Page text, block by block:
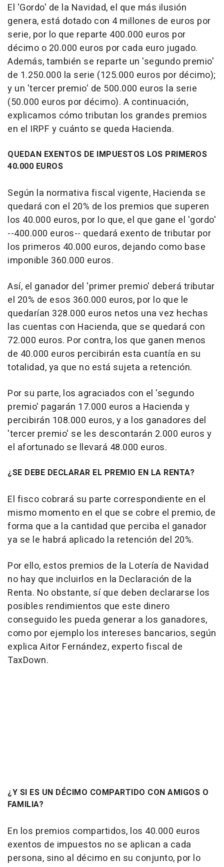
El 'Gordo' de la Navidad, el que más ilusión
genera, está dotado con 4 millones de euros por
serie, por lo que reparte 400.000 euros por
décimo o 20.000 euros por cada euro jugado.
Además, también se reparte un 'segundo premio'
de 1.250.000 la serie (125.000 euros por décimo);
y un 'tercer premio' de 500.000 euros la serie
(50.000 euros por décimo). A continuación,
explicamos cómo tributan los grandes premios
en el IRPF y cuánto se queda Hacienda.
QUEDAN EXENTOS DE IMPUESTOS LOS PRIMEROS
40.000 EUROS
Según la normativa fiscal vigente, Hacienda se
quedará con el 20% de los premios que superen
los 40.000 euros, por lo que, el que gane el 'gordo'
--400.000 euros-- quedará exento de tributar por
los primeros 40.000 euros, dejando como base
imponible 360.000 euros.
Así, el ganador del 'primer premio' deberá tributar
el 20% de esos 360.000 euros, por lo que le
quedarían 328.000 euros netos una vez hechas
las cuentas con Hacienda, que se quedará con
72.000 euros. Por contra, los que ganen menos
de 40.000 euros percibirán esta cuantía en su
totalidad, ya que no está sujeta a retención.
Por su parte, los agraciados con el 'segundo
premio' pagarán 17.000 euros a Hacienda y
percibirán 108.000 euros, y a los ganadores del
'tercer premio' se les descontarán 2.000 euros y
el afortunado se llevará 48.000 euros.
¿SE DEBE DECLARAR EL PREMIO EN LA RENTA?
El fisco cobrará su parte correspondiente en el
mismo momento en el que se cobre el premio, de
forma que a la cantidad que perciba el ganador
ya se le habrá aplicado la retención del 20%.
Por ello, estos premios de la Lotería de Navidad
no hay que incluirlos en la Declaración de la
Renta. No obstante, sí que deben declararse los
posibles rendimientos que este dinero
conseguido les pueda generar a los ganadores,
como por ejemplo los intereses bancarios, según
explica Aitor Fernández, experto fiscal de
TaxDown.
¿Y SI ES UN DÉCIMO COMPARTIDO CON AMIGOS O
FAMILIA?
En los premios compartidos, los 40.000 euros
exentos de impuestos no se aplican a cada
persona, sino al décimo en su conjunto, por lo